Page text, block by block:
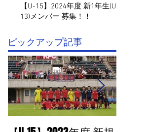
【U-15】2024年度 新1年生(U-
13)メンバー 募集！！
​ピックアップ記事